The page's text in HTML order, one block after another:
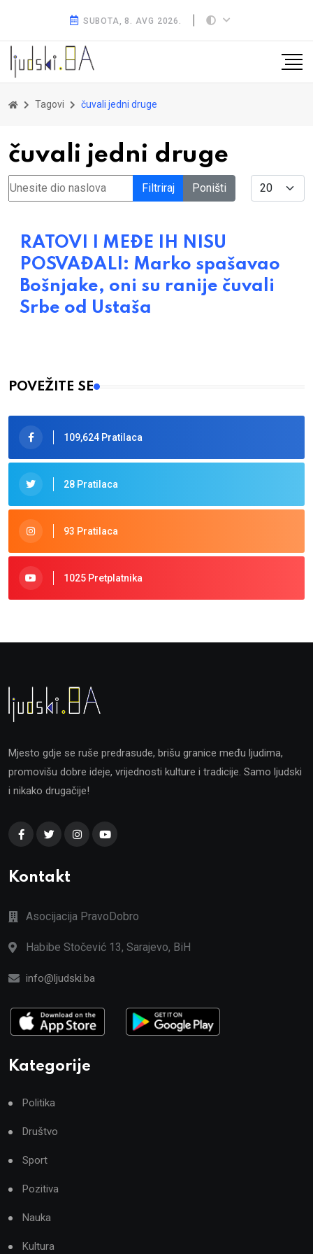
SUBOTA, 8. AVG 2026.
Tagovi čuvali jedni druge
čuvali jedni druge
Unesite dio naslova Filtriraj Poništi Display #
RATOVI I MEĐE IH NISU
POSVAĐALI: Marko spašavao
Bošnjake, oni su ranije čuvali
Srbe od Ustaša
POVEŽITE SE
109,624 Pratilaca
28 Pratilaca
93 Pratilaca
1025 Pretplatnika
Mjesto gdje se ruše predrasude, brišu granice među ljudima,
promovišu dobre ideje, vrijednosti kulture i tradicije. Samo ljudski
i nikako drugačije!
Kontakt
Asocijacija PravoDobro
Habibe Stočević 13, Sarajevo, BiH
info@ljudski.ba
Kategorije
Politika
Društvo
Sport
Pozitiva
Nauka
Kultura